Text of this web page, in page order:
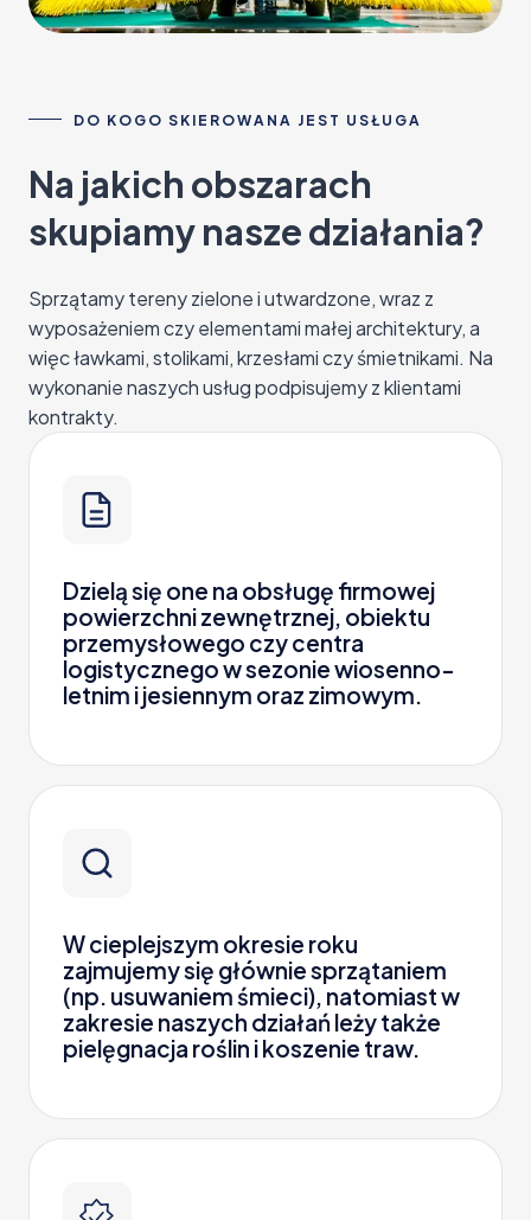
DO KOGO SKIEROWANA JEST USŁUGA
Na jakich obszarach
skupiamy nasze działania?
Sprzątamy tereny zielone i utwardzone, wraz z
wyposażeniem czy elementami małej architektury, a
więc ławkami, stolikami, krzesłami czy śmietnikami. Na
wykonanie naszych usług podpisujemy z klientami
kontrakty.
Dzielą się one na obsługę firmowej
powierzchni zewnętrznej, obiektu
przemysłowego czy centra
logistycznego w sezonie wiosenno-
letnim i jesiennym oraz zimowym.
W cieplejszym okresie roku
zajmujemy się głównie sprzątaniem
(np. usuwaniem śmieci), natomiast w
zakresie naszych działań leży także
pielęgnacja roślin i koszenie traw.